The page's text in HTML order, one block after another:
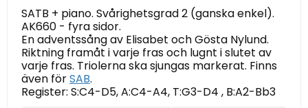
SATB + piano. Svårighetsgrad 2 (ganska enkel).
AK660 - fyra sidor.
En adventssång av Elisabet och Gösta Nylund.
Riktning framåt i varje fras och lugnt i slutet av
varje fras. Triolerna ska sjungas markerat. Finns
även förSAB.
Register: S:C4-D5, A:C4-A4, T:G3-D4 , B:A2-Bb3